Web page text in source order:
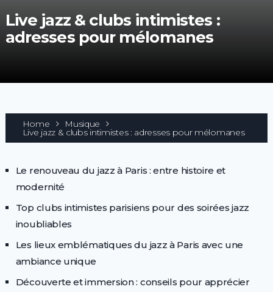
Live jazz & clubs intimistes :
adresses pour mélomanes
Home Musique
Live jazz & clubs intimistes : adresses pour mélomanes
Le renouveau du jazz à Paris : entre histoire et
modernité
Top clubs intimistes parisiens pour des soirées jazz
inoubliables
Les lieux emblématiques du jazz à Paris avec une
ambiance unique
Découverte et immersion : conseils pour apprécier